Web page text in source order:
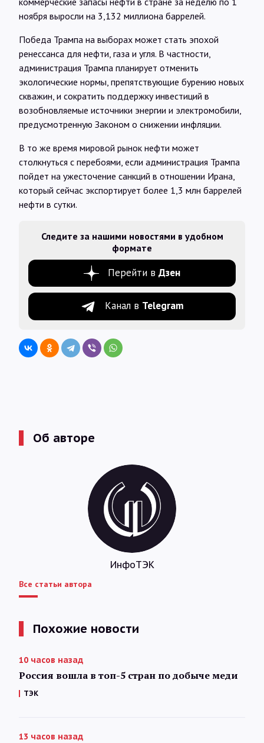
ноября выросли на 3,132 миллиона баррелей.
Победа Трампа на выборах может стать эпохой
ренессанса для нефти, газа и угля. В частности,
администрация Трампа планирует отменить
экологические нормы, препятствующие бурению новых
скважин, и сократить поддержку инвестиций в
возобновляемые источники энергии и электромобили,
предусмотренную Законом о снижении инфляции.
В то же время мировой рынок нефти может
столкнуться с перебоями, если администрация Трампа
пойдет на ужесточение санкций в отношении Ирана,
который сейчас экспортирует более 1,3 млн баррелей
нефти в сутки.
Следите за нашими новостями в удобном
формате
Перейти в Дзен
Канал в Telegram
Об авторе
ИнфоТЭК
Все статьи автора
Похожие новости
10 часов назад
Россия вошла в топ-5 стран по добыче меди
ТЭК
13 часов назад